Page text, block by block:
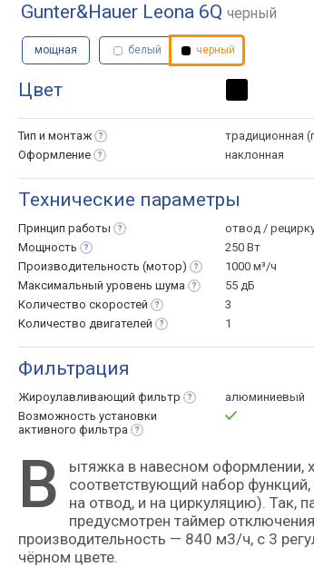
Gunter&Hauer Leona 6Q черный
мощная белый черный
Цвет
Тип и монтаж
традиционная
Оформление
наклонная
Технические параметры
Принцип работы
отвод /
Мощность
250 Вт
Производительность (мотор)
1000 м³/ч
Максимальный уровень шума
55 дБ
Количество скоростей
3
Количество двигателей 1
Фильтрация
Жироулавливающий фильтр
алюминиевый
Возможность установки
активного фильтра
В
ытяжка в навесном оформлении, характерном для устройств топового класса; имеет почти весь
соответствующий набор
на отвод, и на циркуляцию). Так,
предусмотрен таймер
производительность — 840 м3/ч, с 3
чёрном цвете.